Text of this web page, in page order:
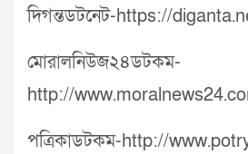
দিগন্তডটনেট-https://
মোরালনিউজ২৪ডটকম-
http://
পত্রিকাডটকম-http://